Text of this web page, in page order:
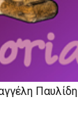
Παυλίδη